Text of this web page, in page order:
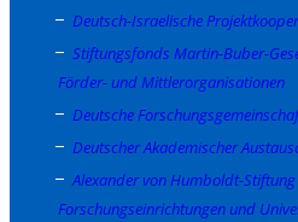
Deutsch-Israelische
Stiftungsfonds Martin-Buber-
Förder- und Mittlerorganisationen
Deutsche
Deutscher Akademischer
Alexander von Humboldt-Stiftung
Forschungseinrichtungen und